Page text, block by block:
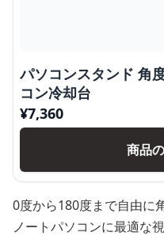
パソコンスタンド 角
コン冷却台
¥7,360
商品
0度から180度まで自由に
ノートパソコンに最適な